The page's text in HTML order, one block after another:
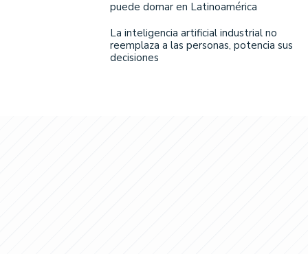
puede domar en Latinoamérica
La inteligencia artificial industrial no
reemplaza a las personas, potencia sus
decisiones